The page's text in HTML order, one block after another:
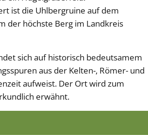
ist die Uhlbergruine auf dem
der höchste Berg im Landkreis
sich auf historisch bedeutsamem
aus der Kelten-, Römer- und
aufweist. Der Ort wird zum
erwähnt.